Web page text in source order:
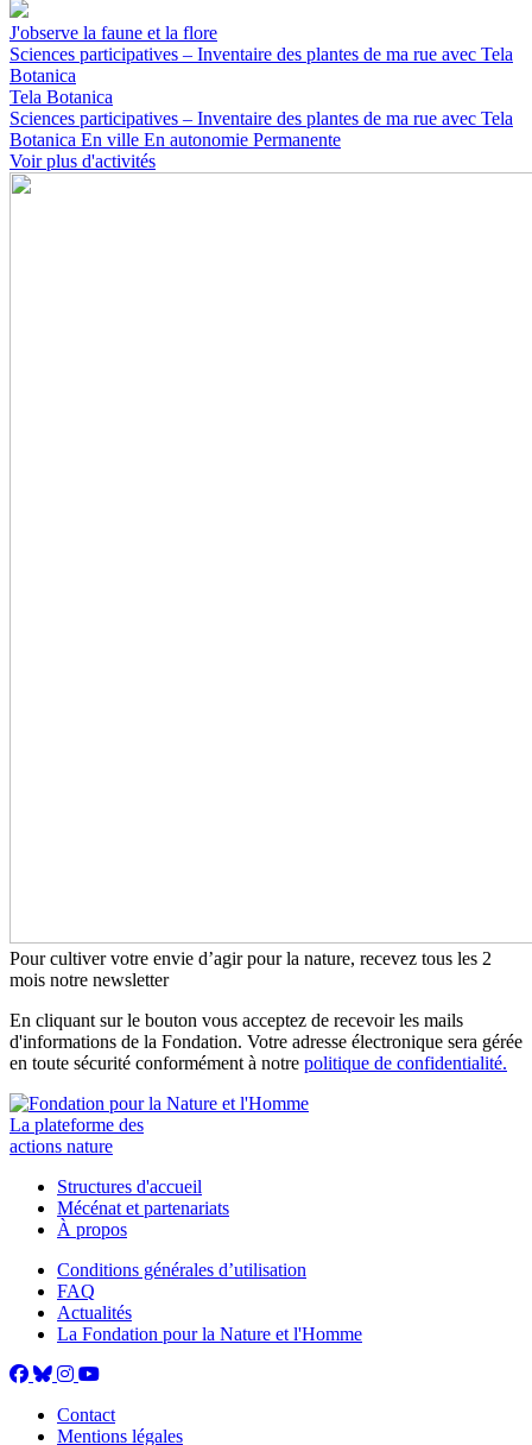
J'observe la faune et la flore
Sciences participatives – Inventaire des plantes de ma rue avec Tela
Botanica
Tela Botanica
Sciences participatives – Inventaire des plantes de ma rue avec Tela
Botanica En ville En autonomie Permanente
Voir plus d'activités
Pour cultiver votre envie d’agir pour la nature, recevez tous les 2
mois notre newsletter
En cliquant sur le bouton vous acceptez de recevoir les mails
d'informations de la Fondation. Votre adresse électronique sera gérée
en toute sécurité conformément à notre politique de confidentialité.
La plateforme des
actions nature
Structures d'accueil
Mécénat et partenariats
À propos
Conditions générales d’utilisation
FAQ
Actualités
La Fondation pour la Nature et l'Homme
Contact
Mentions légales